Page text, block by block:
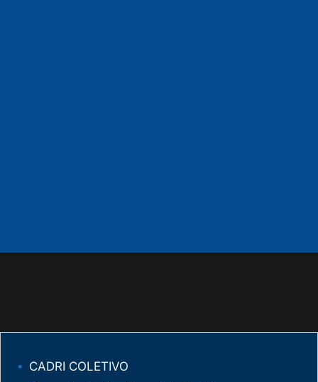
CADRI COLETIVO